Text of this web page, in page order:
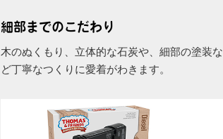
細部までのこだわり
木のぬくもり、立体的な石炭や、細部の塗装な
ど丁寧なつくりに愛着がわきます。